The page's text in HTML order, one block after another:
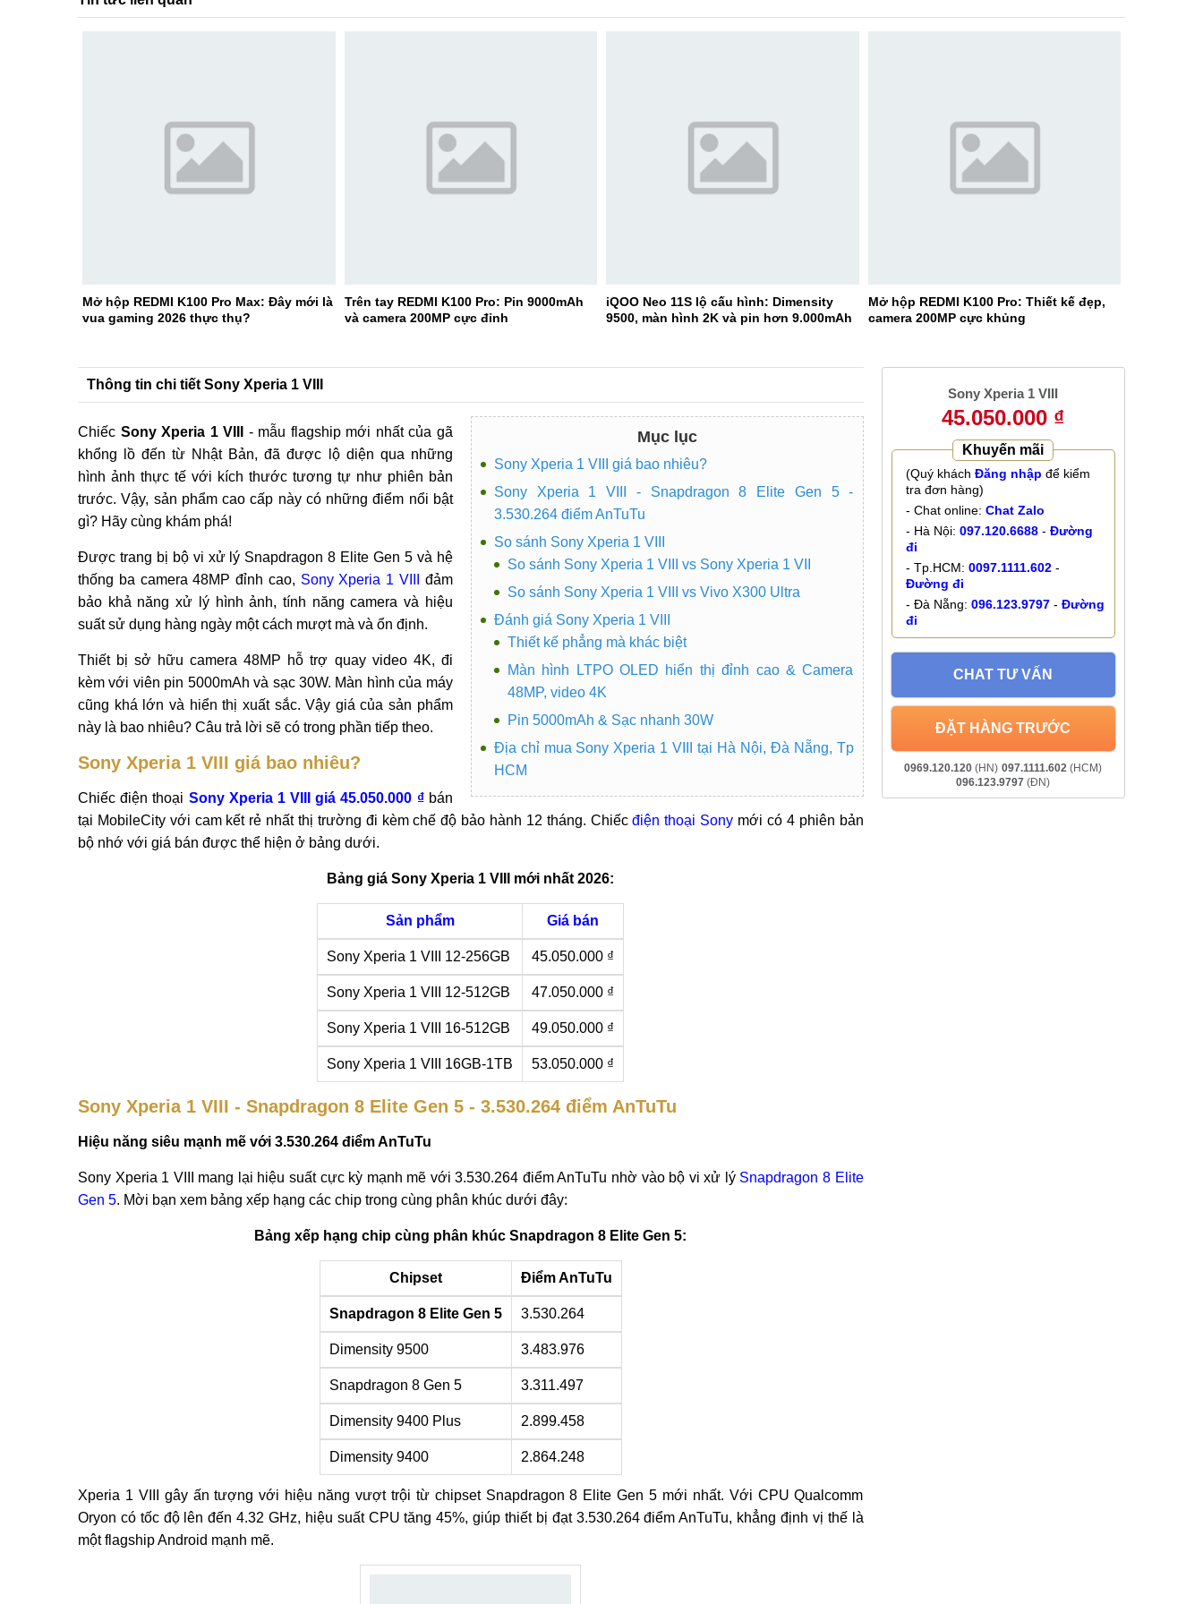
Mở hộp REDMI K100 Pro Max: Đây mới là
vua gaming 2026 thực thụ?
Trên tay REDMI K100 Pro: Pin 9000mAh
và camera 200MP cực đỉnh
iQOO Neo 11S lộ cấu hình: Dimensity
9500, màn hình 2K và pin hơn 9.000mAh
Mở hộp REDMI K100 Pro: Thiết kế đẹp,
camera 200MP cực khủng
Thông tin chi tiết Sony Xperia 1 VIII
Mục lục
Sony Xperia 1 VIII giá bao nhiêu?
Sony Xperia 1 VIII - Snapdragon 8 Elite Gen 5 -
3.530.264 điểm AnTuTu
So sánh Sony Xperia 1 VIII
So sánh Sony Xperia 1 VIII vs Sony Xperia 1 VII
So sánh Sony Xperia 1 VIII vs Vivo X300 Ultra
Đánh giá Sony Xperia 1 VIII
Thiết kế phẳng mà khác biệt
Màn hình LTPO OLED hiển thị đỉnh cao & Camera
48MP, video 4K
Pin 5000mAh & Sạc nhanh 30W
Địa chỉ mua Sony Xperia 1 VIII tại Hà Nội, Đà Nẵng, Tp
HCM
Chiếc Sony Xperia 1 VIII
- mẫu flagship mới nhất của gã
khổng lồ đến từ Nhật Bản, đã được lộ diện qua những
hình ảnh thực tế với kích thước tương tự như phiên bản
trước. Vậy, sản phẩm cao cấp này có những điểm nổi bật
gì? Hãy cùng khám phá!
Được trang bị bộ vi xử lý Snapdragon 8 Elite Gen 5 và hệ
thống ba camera 48MP đỉnh cao, Sony Xperia 1 VIII
đảm
bảo khả năng xử lý hình ảnh, tính năng camera và hiệu
suất sử dụng hàng ngày một cách mượt mà và ổn định.
Thiết bị sở hữu camera 48MP hỗ trợ quay video 4K, đi
kèm với viên pin 5000mAh và sạc 30W. Màn hình của máy
cũng khá lớn và hiển thị xuất sắc. Vậy giá của sản phẩm
này là bao nhiêu? Câu trả lời sẽ có trong phần tiếp theo.
Sony Xperia 1 VIII giá bao nhiêu?
Chiếc điện thoại Sony Xperia 1 VIII giá 45.050.000 ₫bán
tại MobileCity với cam kết rẻ nhất thị trường đi kèm chế độ bảo hành 12 tháng. Chiếcđiện thoại Sony mới có 4 phiên bản
bộ nhớ với giá bán được thể hiện ở bảng dưới.
Bảng giá Sony Xperia 1 VIII mới nhất 2026:
Sản phẩm Giá bán
Sony Xperia 1 VIII 12-256GB 45.050.000 ₫
Sony Xperia 1 VIII 12-512GB 47.050.000 ₫
Sony Xperia 1 VIII 16-512GB 49.050.000 ₫
Sony Xperia 1 VIII 16GB-1TB 53.050.000 ₫
Sony Xperia 1 VIII - Snapdragon 8 Elite Gen 5 - 3.530.264 điểm AnTuTu
Hiệu năng siêu mạnh mẽ với 3.530.264 điểm AnTuTu
Sony Xperia 1 VIII mang lại hiệu suất cực kỳ mạnh mẽ với 3.530.264 điểm AnTuTu nhờ vào bộ vi xử lý Snapdragon 8 Elite
Gen 5. Mời bạn xem bảng xếp hạng các chip trong cùng phân khúc dưới đây:
Bảng xếp hạng chip cùng phân khúc Snapdragon 8 Elite Gen 5:
Chipset Điểm AnTuTu
Snapdragon 8 Elite Gen 5 3.530.264
Dimensity 9500 3.483.976
Snapdragon 8 Gen 5 3.311.497
Dimensity 9400 Plus 2.899.458
Dimensity 9400 2.864.248
Xperia 1 VIII gây ấn tượng với hiệu năng vượt trội từ chipset Snapdragon 8 Elite Gen 5 mới nhất. Với CPU Qualcomm
Oryon có tốc độ lên đến 4.32 GHz, hiệu suất CPU tăng 45%, giúp thiết bị đạt 3.530.264 điểm AnTuTu, khẳng định vị thế là
một flagship Android mạnh mẽ.
Sony Xperia 1 VIII
45.050.000 ₫
Khuyến mãi
(Quý khách Đăng nhập để kiểm
tra đơn hàng)
- Chat online: Chat Zalo
- Hà Nội: 097.120.6688- Đường
đi
- Tp.HCM: 0097.1111.602-
Đường đi
- Đà Nẵng: 096.123.9797- Đường
đi
CHAT TƯ VẤN
ĐẶT HÀNG TRƯỚC
0969.120.120 (HN) 097.1111.602 (HCM)
096.123.9797 (ĐN)